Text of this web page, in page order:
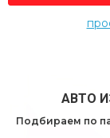
АВТО
Подбираем по